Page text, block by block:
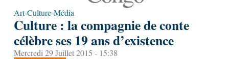
Art-Culture-Média
Culture : la compagnie de conte
célèbre ses 19 ans d’existence
Mercredi 29 Juillet 2015 - 15:38